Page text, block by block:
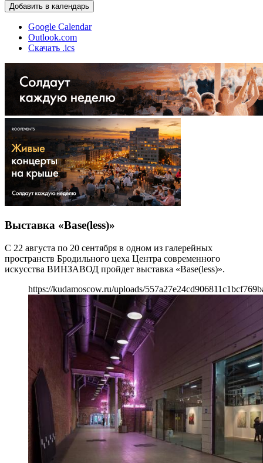
Добавить в календарь
Google Calendar
Outlook.com
Скачать .ics
Выставка «Base(less)»
С 22 августа по 20 сентября в одном из галерейных
пространств Бродильного цеха Центра современного
искусства ВИНЗАВОД пройдет выставка «Base(less)».
https://kudamoscow.ru/uploads/